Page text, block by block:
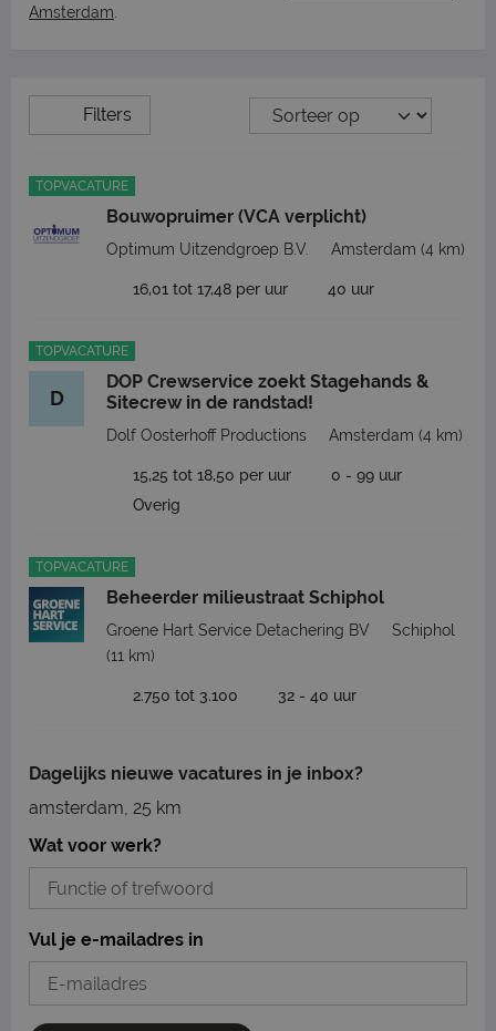
Amsterdam
Filters
TOPVACATURE
Bouwopruimer (VCA verplicht)
Optimum Uitzendgroep B.V. Amsterdam (4 km)
16,01 tot 17,48 per uur 40 uur
TOPVACATURE
D
DOP Crewservice zoekt Stagehands &
Sitecrew in de randstad!
Dolf Oosterhoff Productions Amsterdam (4 km)
15,25 tot 18,50 per uur
0 - 99 uur
Overig
TOPVACATURE
Beheerder milieustraat Schiphol
Groene Hart Service Detachering BV
Schiphol
(11 km)
2.750 tot 3.100 32 - 40 uur
Dagelijks nieuwe vacatures in je inbox?
amsterdam, 25 km
Wat voor werk?
Vul je e-mailadres in